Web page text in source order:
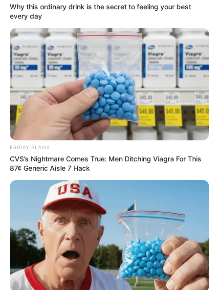
Home/ดูดวง/ เคล็ดลับเสริมดวง วันศุกร์ ที่ 19 พฤษภาคม 2566
|
แบ่งปัน
การทำบุญเสริมดวงตามวันเกิดที่เหมาะกับผู้ที่เกิดใน
แต่ละวันนั้นจะมีเคล็ดลับเสริมดวงอย่างไรบ้างอ.มิก
พชร ทูตเทวะ
ได้ให้ข้อมูลไว้ดังนี้ค่ะ
Why this ordinary drink is the secret to feeling your best
every day
FRIDAY PLANS
CVS’s Nightmare Comes True: Men Ditching Viagra For This
87¢ Generic Aisle 7 Hack